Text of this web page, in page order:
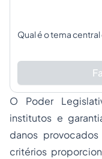
Qual é o tema
O Poder
institutos e
danos
critérios